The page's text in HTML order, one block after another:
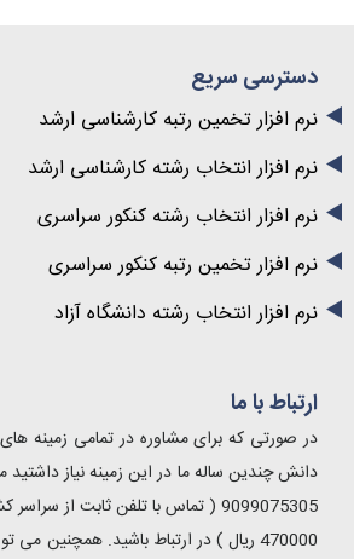
دسترسی سریع
نرم افزار تخمین رتبه کارشناسی ارشد
نرم افزار انتخاب رشته کارشناسی ارشد
نرم افزار انتخاب رشته کنکور سراسری
نرم افزار تخمین رتبه کنکور سراسری
نرم افزار انتخاب رشته دانشگاه آزاد
ارتباط با ما
در صورتی که برای مشاوره در تمامی زمینه های
دانش چندین ساله ما در این زمینه نیاز داشتید می
9099075305 ( تماس با تلفن ثابت از سراسر
470000 ریال ) در ارتباط باشید. همچنین می